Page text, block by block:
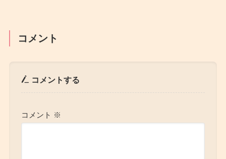
コメント
コメントする
コメント ※